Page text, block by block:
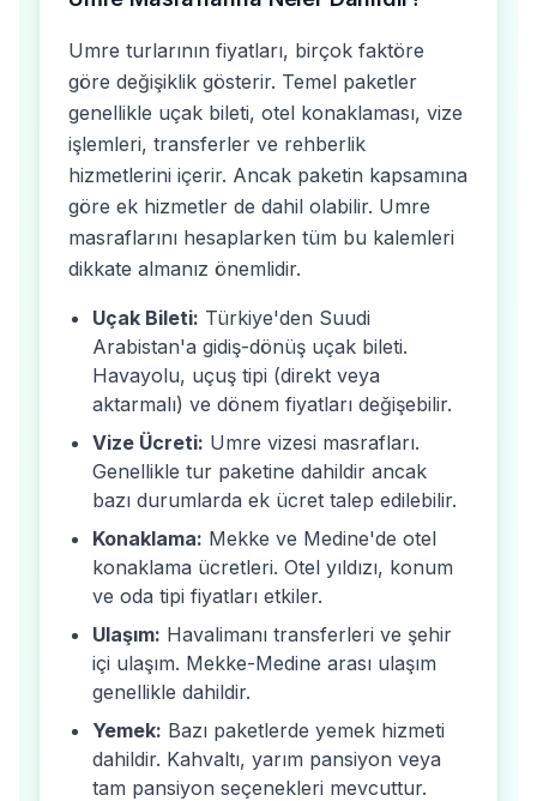
Umre turlarının fiyatları, birçok faktöre
göre değişiklik gösterir. Temel paketler
genellikle uçak bileti, otel konaklaması, vize
işlemleri, transferler ve rehberlik
hizmetlerini içerir. Ancak paketin kapsamına
göre ek hizmetler de dahil olabilir. Umre
masraflarını hesaplarken tüm bu kalemleri
dikkate almanız önemlidir.
Uçak Bileti: Türkiye'den Suudi
Arabistan'a gidiş-dönüş uçak bileti.
Havayolu, uçuş tipi (direkt veya
aktarmalı) ve dönem fiyatları değişebilir.
Vize Ücreti: Umre vizesi masrafları.
Genellikle tur paketine dahildir ancak
bazı durumlarda ek ücret talep edilebilir.
Konaklama: Mekke ve Medine'de otel
konaklama ücretleri. Otel yıldızı, konum
ve oda tipi fiyatları etkiler.
Ulaşım: Havalimanı transferleri ve şehir
içi ulaşım. Mekke-Medine arası ulaşım
genellikle dahildir.
Yemek: Bazı paketlerde yemek hizmeti
dahildir. Kahvaltı, yarım pansiyon veya
tam pansiyon seçenekleri mevcuttur.